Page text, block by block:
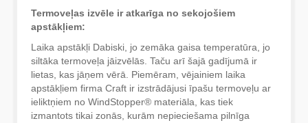
NODERĪGI
AKCIJAS
Termoveļas izvēle ir atkarīga no sekojošiem
apstākļiem:
Laika apstākļi Dabiski, jo zemāka gaisa temperatūra, jo
siltāka termoveļa jāizvēlās. Taču arī šajā gadījumā ir
lietas, kas jāņem vērā. Piemēram, vējainiem laika
apstākļiem firma Craft ir izstrādājusi īpašu termoveļu ar
ieliktņiem no WindStopper® materiāla, kas tiek
izmantots tikai zonās, kurām nepieciešama pilnīga